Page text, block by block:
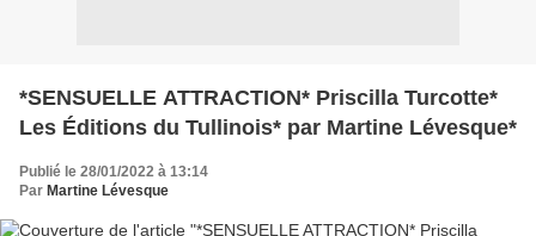
*SENSUELLE ATTRACTION* Priscilla Turcotte*
Les Éditions du Tullinois* par Martine Lévesque*
Publié le 28/01/2022 à 13:14
Par Martine Lévesque